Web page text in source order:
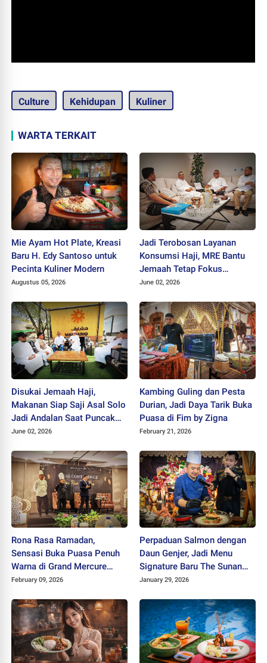
Culture Kehidupan Kuliner
WARTA TERKAIT
Mie Ayam Hot Plate, Kreasi
Baru H. Edy Santoso untuk
Pecinta Kuliner Modern
Augustus 05, 2026
Jadi Terobosan Layanan
Konsumsi Haji, MRE Bantu
Jemaah Tetap Fokus
Beribadah
June 02, 2026
Disukai Jemaah Haji,
Makanan Siap Saji Asal Solo
Jadi Andalan Saat Puncak
Ibadah di Armuzna
June 02, 2026
Kambing Guling dan Pesta
Durian, Jadi Daya Tarik Buka
Puasa di Fim by Zigna
February 21, 2026
Rona Rasa Ramadan,
Sensasi Buka Puasa Penuh
Warna di Grand Mercure
Solo Baru
February 09, 2026
Perpaduan Salmon dengan
Daun Genjer, Jadi Menu
Signature Baru The Sunan
Hotel Solo untuk Wedding
January 29, 2026